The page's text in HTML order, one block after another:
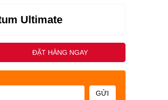
Ultimate
ĐẶT HÀNG NGAY
GỬI